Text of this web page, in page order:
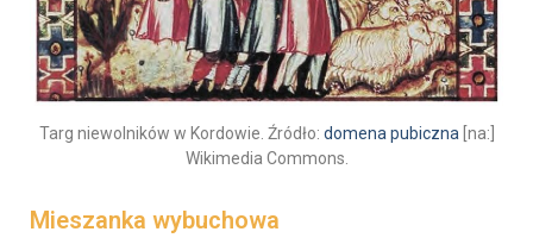
Targ niewolników w Kordowie. Źródło: domena pubiczna [na:]
Wikimedia Commons.
Mieszanka wybuchowa